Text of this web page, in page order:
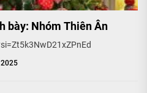
bày: Nhóm Thiên Ân
2025